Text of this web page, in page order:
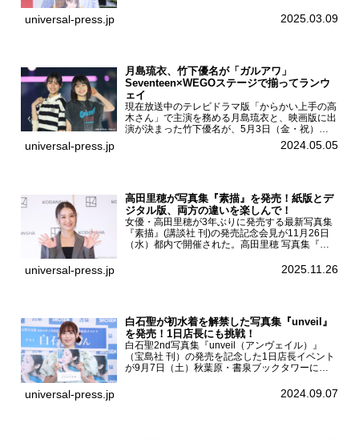
BOOKS SHIBUYAで開催した。當真あみファース
universal-press.jp 2025.03.09
月島琉衣、竹下優名が「ガルアワ」
Seventeen×WEGOステージで揃ってランウ
ェイ
現在放送中のテレビドラマ版「からかい上手の高
木さん」で主演を務める月島琉衣と、映画版に出
演が決まった竹下優名が、5月3日（金・祝）東
京・国立代々木競技場第一体育館で開催されたフ
ァッション&音楽イベント『Rakuten GirlsAward
universal-press.jp 2024.05.05
高田里穂が写真集『素描』を発売！紙版とデ
ジタル版、両方の違いを楽しんで！
女優・高田里穂が3年ぶりに発売する最新写真集
『素描』(講談社 刊)の発売記念会見が11月26日
（水）都内で開催された。高田里穂 写真集『素
あなたです』(読売テレビ)に出演するなど女優と
universal-press.jp 2025.11.26
白石聖が初水着を解禁した写真集『unveil』
を発売！1日店長にも挑戦！
白石聖2nd写真集『unveil（アンヴェイル）』
（宝島社 刊）の発売を記念した1日店長イベント
が9月7日（土）秋葉原・書泉ブックタワーにて
を記念し1日店長イベントを開催した本写真集は
universal-press.jp 2024.09.07